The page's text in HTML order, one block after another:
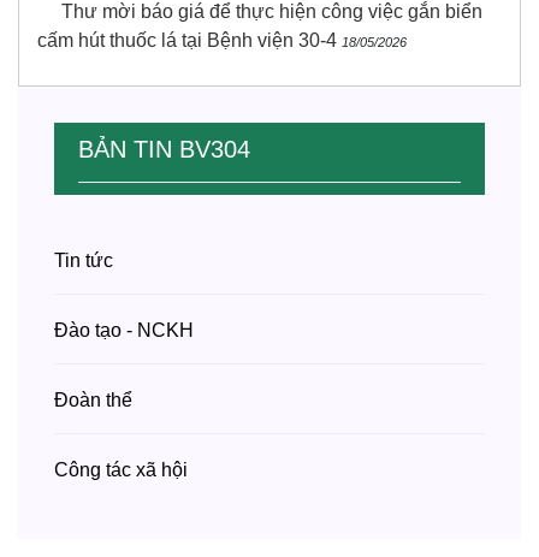
Thư mời báo giá để thực hiện công việc gắn biển
cấm hút thuốc lá tại Bệnh viện 30-4 18/05/2026
BẢN TIN BV304
Tin tức
Đào tạo - NCKH
Đoàn thể
Công tác xã hội